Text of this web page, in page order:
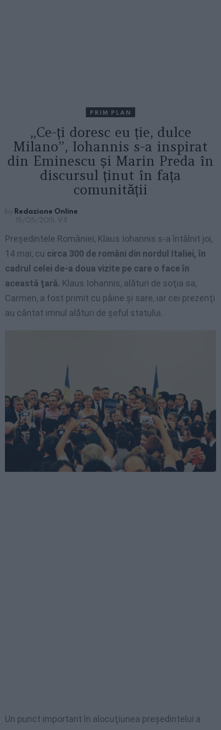
PRIM PLAN
„Ce-ți doresc eu ție, dulce
Milano”, Iohannis s-a inspirat
din Eminescu și Marin Preda în
discursul ținut în fața
comunității
by Redazione Online
15/05/2015, 9:11
Preşedintele României, Klaus Iohannis s-a întâlnit joi,
14 mai, cu circa 300 de români din nordul Italiei, în
cadrul celei de-a doua vizite pe care o face în
această ţară. Klaus Iohannis, alături de soţia sa,
Carmen, a fost primit cu pâine şi sare, iar cei prezenţi
au cântat imnul alături de şeful statului.
Un punct important în alocuţiunea preşedintelui a